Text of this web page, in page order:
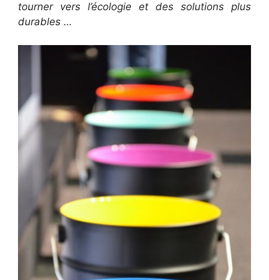
tourner vers l’écologie et des solutions plus
durables …